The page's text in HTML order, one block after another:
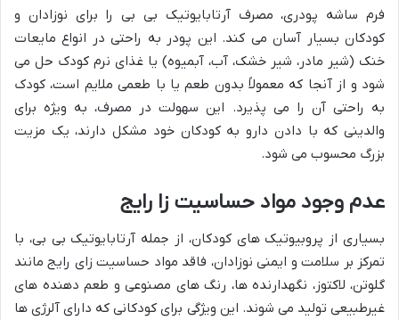
فرم ساشه پودری، مصرف آرتابایوتیک بی بی را برای نوزادان و
کودکان بسیار آسان می کند. این پودر به راحتی در انواع مایعات
خنک (شیر مادر، شیر خشک، آب، آبمیوه) یا غذای نرم کودک حل می
شود و از آنجا که معمولاً بدون طعم یا با طعمی ملایم است، کودک
به راحتی آن را می پذیرد. این سهولت در مصرف، به ویژه برای
والدینی که با دادن دارو به کودکان خود مشکل دارند، یک مزیت
بزرگ محسوب می شود.
عدم وجود مواد حساسیت زا رایج
بسیاری از پروبیوتیک های کودکان، از جمله آرتابایوتیک بی بی، با
تمرکز بر سلامت و ایمنی نوزادان، فاقد مواد حساسیت زای رایج مانند
گلوتن، لاکتوز، نگهدارنده ها، رنگ های مصنوعی و طعم دهنده های
غیرطبیعی تولید می شوند. این ویژگی برای کودکانی که دارای آلرژی ها